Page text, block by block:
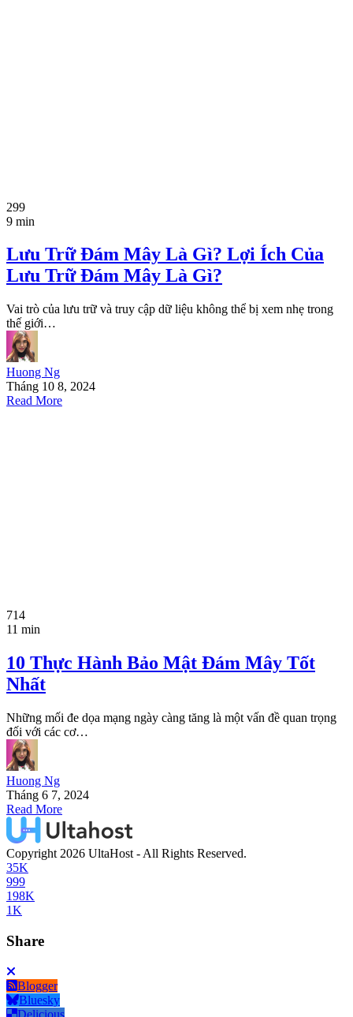
299
9 min
Lưu Trữ Đám Mây Là Gì? Lợi Ích Của
Lưu Trữ Đám Mây Là Gì?
Vai trò của lưu trữ và truy cập dữ liệu không thể bị xem nhẹ trong
thế giới…
Huong Ng
Tháng 10 8, 2024
Read More
714
11 min
10 Thực Hành Bảo Mật Đám Mây Tốt
Nhất
Những mối đe dọa mạng ngày càng tăng là một vấn đề quan trọng
đối với các cơ…
Huong Ng
Tháng 6 7, 2024
Read More
Copyright 2026 UltaHost - All Rights Reserved.
35K
999
198K
1K
Share
Blogger
Bluesky
Delicious